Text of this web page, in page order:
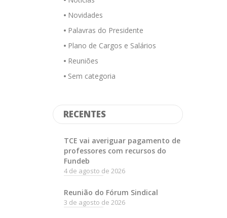
Novidades
Palavras do Presidente
Plano de Cargos e Salários
Reuniões
Sem categoria
RECENTES
TCE vai averiguar pagamento de
professores com recursos do
Fundeb
4 de agosto de 2026
Reunião do Fórum Sindical
3 de agosto de 2026